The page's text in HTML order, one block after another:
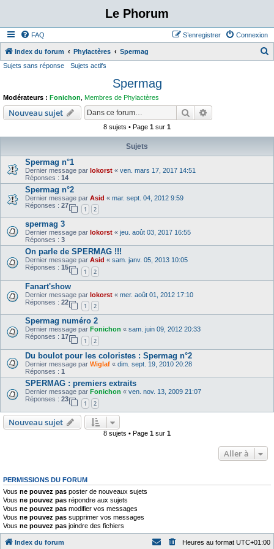
Le Phorum
FAQ Connexion
S’enregistrer
Index du forum Phylactères Spermag
c
r
Sujets sans réponse Sujets actifs
Spermag
Modérateurs : Fonichon Membres de Phylactères
Nouveau sujet Rechercher
8 sujets • Page 1 sur 1
Sujets
Spermag n°1
Dernier message par lokorst « ven. mars 17, 2017 14:51
Réponses : 14
Spermag n°2
Dernier message par Asid « mar. sept. 04, 2012 9:59
Réponses : 27
1 2
spermag 3
Dernier message par lokorst « jeu. août 03, 2017 16:55
Réponses : 3
On parle de SPERMAG !!!
Dernier message par Asid « sam. janv. 05, 2013 10:05
Réponses : 15
1 2
Fanart'show
Dernier message par lokorst « mer. août 01, 2012 17:10
Réponses : 22
1 2
Spermag numéro 2
Dernier message par Fonichon « sam. juin 09, 2012 20:33
Réponses : 17
1 2
Du boulot pour les coloristes : Spermag n°2
Dernier message par Wiglaf « dim. sept. 19, 2010 20:28
Réponses : 1
SPERMAG : premiers extraits
Dernier message par Fonichon « ven. nov. 13, 2009 21:07
Réponses : 23
1 2
Nouveau sujet
8 sujets • Page 1 sur 1
Aller à
PERMISSIONS DU FORUM
Vous ne pouvez pas poster de nouveaux sujets
Vous ne pouvez pas répondre aux sujets
Vous ne pouvez pas modifier vos messages
Vous ne pouvez pas supprimer vos messages
Vous ne pouvez pas joindre des fichiers
Index du forum Heures au format UTC+01:00